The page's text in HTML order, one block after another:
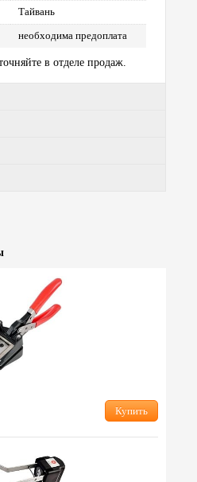
Тайвань
необходима предоплата
в отделе продаж.
Купить